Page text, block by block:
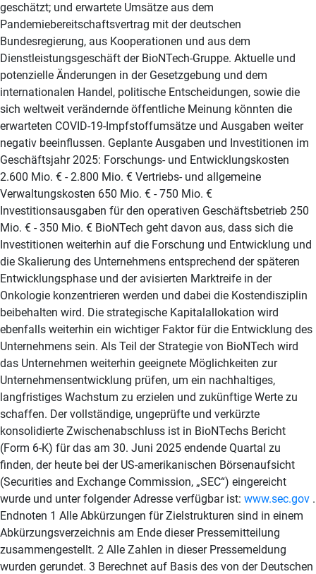
www.sec.gov .
Endnoten 1 Alle Abkürzungen für Zielstrukturen sind in einem
Abkürzungsverzeichnis am Ende dieser Pressemitteilung
zusammengestellt. 2 Alle Zahlen in dieser Pressemeldung
wurden gerundet. 3 Berechnet auf Basis des von der Deutschen